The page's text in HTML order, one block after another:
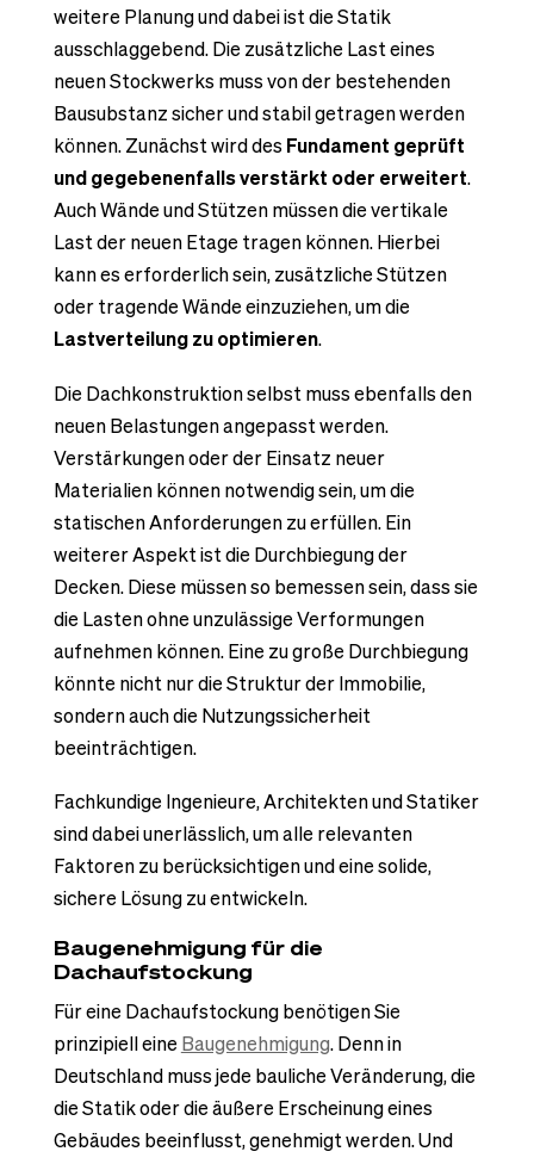
weitere Planung und dabei ist die Statik
ausschlaggebend. Die zusätzliche Last eines
neuen Stockwerks muss von der bestehenden
Bausubstanz sicher und stabil getragen werden
können. Zunächst wird des Fundament geprüft
und gegebenenfalls verstärkt oder erweitert.
Auch Wände und Stützen müssen die vertikale
Last der neuen Etage tragen können. Hierbei
kann es erforderlich sein, zusätzliche Stützen
oder tragende Wände einzuziehen, um die
Lastverteilung zu optimieren.
Die Dachkonstruktion selbst muss ebenfalls den
neuen Belastungen angepasst werden.
Verstärkungen oder der Einsatz neuer
Materialien können notwendig sein, um die
statischen Anforderungen zu erfüllen. Ein
weiterer Aspekt ist die Durchbiegung der
Decken. Diese müssen so bemessen sein, dass sie
die Lasten ohne unzulässige Verformungen
aufnehmen können. Eine zu große Durchbiegung
könnte nicht nur die Struktur der Immobilie,
sondern auch die Nutzungssicherheit
beeinträchtigen.
Fachkundige Ingenieure, Architekten und Statiker
sind dabei unerlässlich, um alle relevanten
Faktoren zu berücksichtigen und eine solide,
sichere Lösung zu entwickeln.
Baugenehmigung für die
Dachaufstockung
Für eine Dachaufstockung benötigen Sie
prinzipiell eine Baugenehmigung. Denn in
Deutschland muss jede bauliche Veränderung, die
die Statik oder die äußere Erscheinung eines
Gebäudes beeinflusst, genehmigt werden. Und